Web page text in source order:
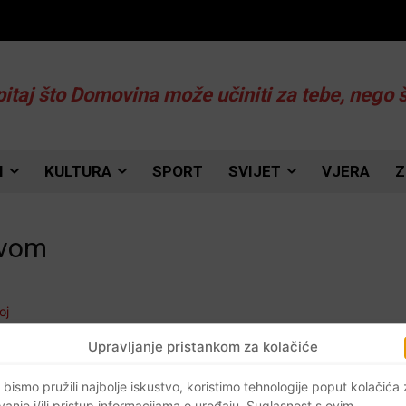
Upravljanje pristankom za kolačiće
bismo pružili najbolje iskustvo, koristimo tehnologije poput kolačića
što Domovina može učiniti za tebe, nego
KULTURA SPORT SVIJET VJERA